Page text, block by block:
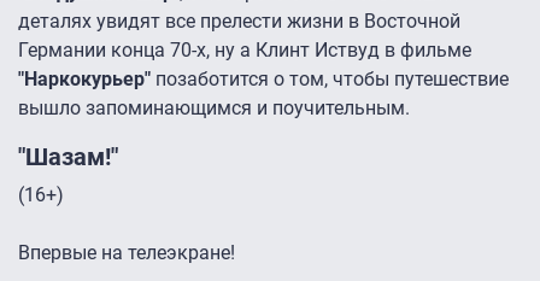
деталях увидят все прелести жизни в Восточной
Германии конца 70-х, ну а Клинт Иствуд в фильме
"Наркокурьер" позаботится о том, чтобы путешествие
вышло запоминающимся и поучительным.
"Шазам!"
(16+)
Впервые на телеэкране!